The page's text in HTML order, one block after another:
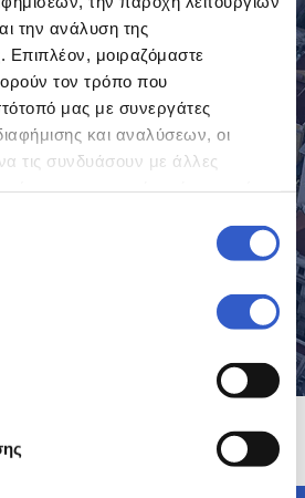
την ανάλυση της
Επιπλέον, μοιραζόμαστε
τον τρόπο που
μας με συνεργάτες
και αναλύσεων, οι
τις συνδυάσουν με άλλες
never ends
reality
20/12/2025